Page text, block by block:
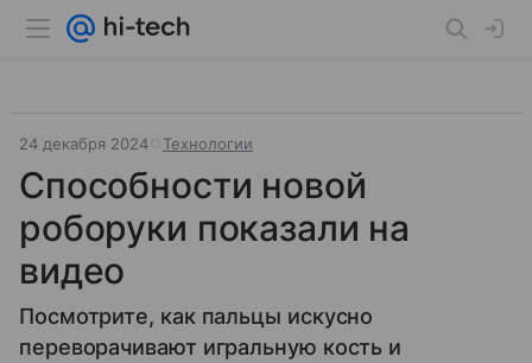
24 декабря 2024 Технологии
Способности новой
роборуки показали на
видео
Посмотрите, как пальцы искусно
переворачивают игральную кость и